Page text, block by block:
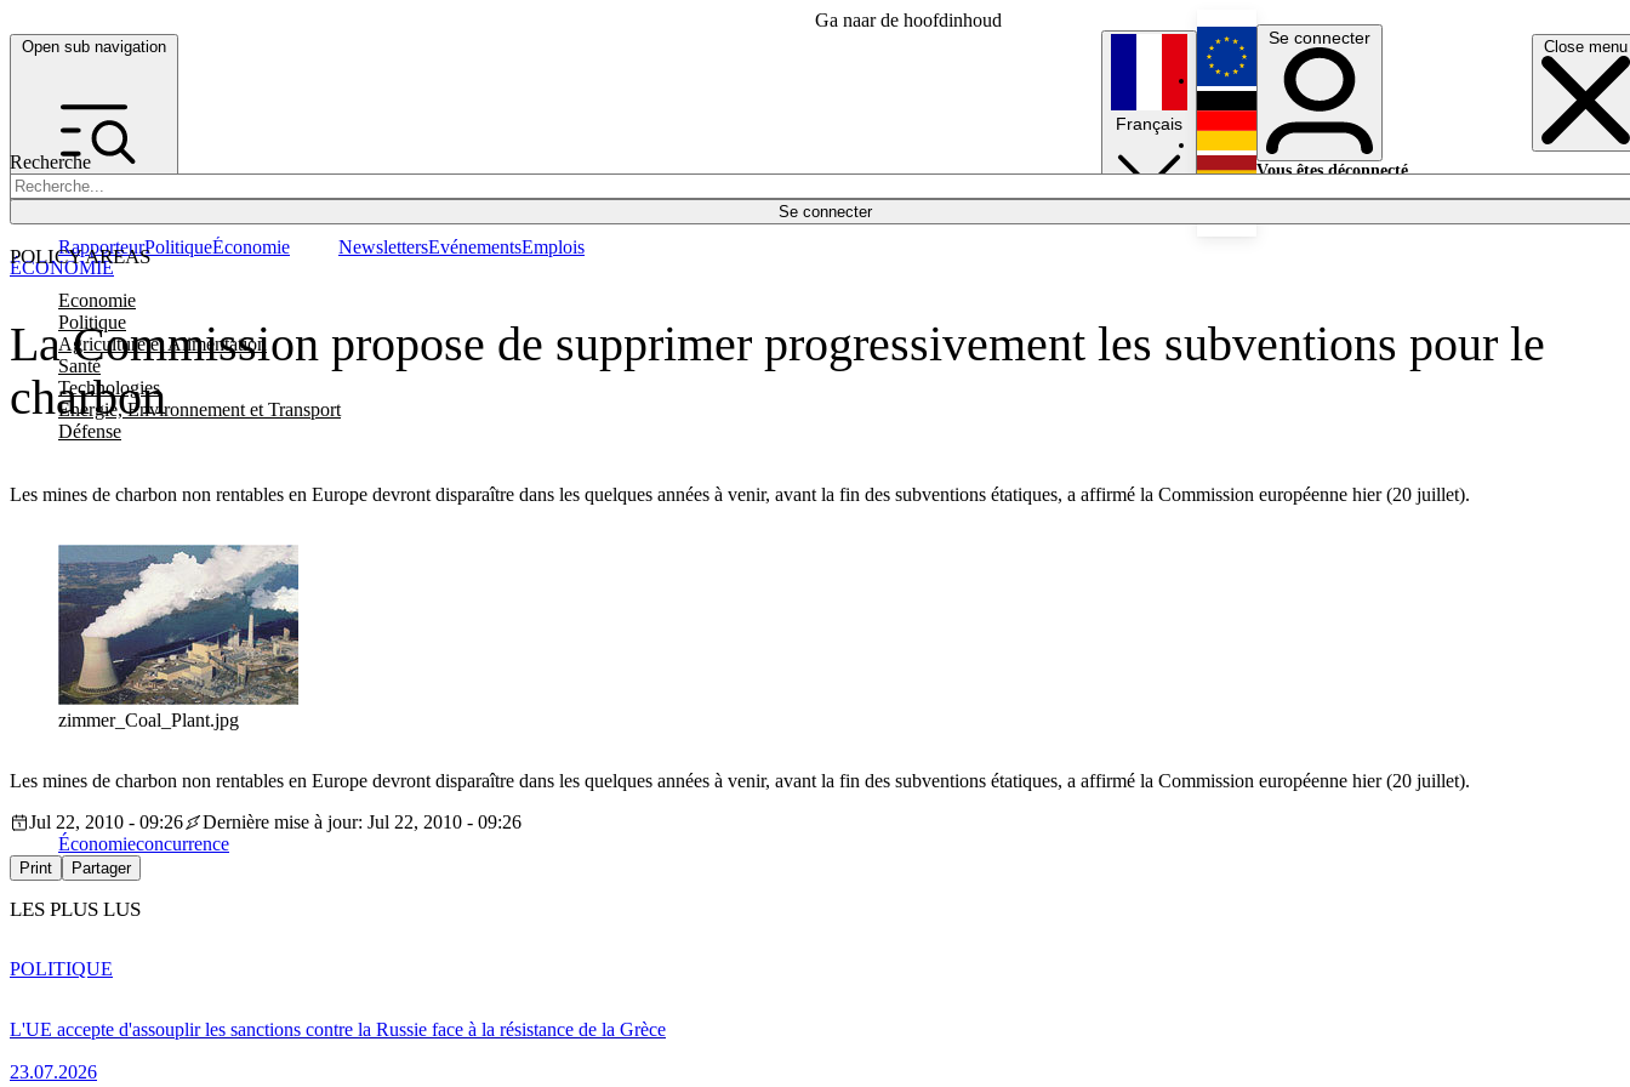
Ga naar de hoofdinhoud
Open sub navigation Close menu
Recherche
Se connecter
POLICY AREAS
Economie
Politique
Agriculture et Alimentation
Santé
Technologies
Energie, Environnement et Transport
Défense
RapporteurPolitiqueÉconomie NewslettersEvénementsEmplois
Français
English
Deutsch
Se connecter
Vous êtes déconnecté.
La Commission propose de supprimer progressivement les subventions pour le
charbon
Les mines de charbon non rentables en Europe devront disparaître dans les quelques années à venir, avant la fin des subventions étatiques, a affirmé la Commission européenne hier (20 juillet).
ÉCONOMIE
zimmer_Coal_Plant.jpg
Les mines de charbon non rentables en Europe devront disparaître dans les quelques années à venir, avant la fin des subventions étatiques, a affirmé la Commission européenne hier (20 juillet).
Jul 22, 2010 - 09:26
Dernière mise à jour: Jul 22, 2010 - 09:26
Économieconcurrence
Print Partager
LES PLUS LUS
L'UE accepte d'assouplir les sanctions contre la Russie face à la résistance de la Grèce
23.07.2026
POLITIQUE